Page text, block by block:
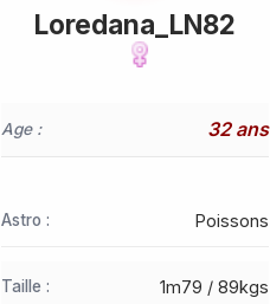
Loredana_LN82
Age : 32 ans
Astro : Poissons
Taille : 1m79 / 89kgs